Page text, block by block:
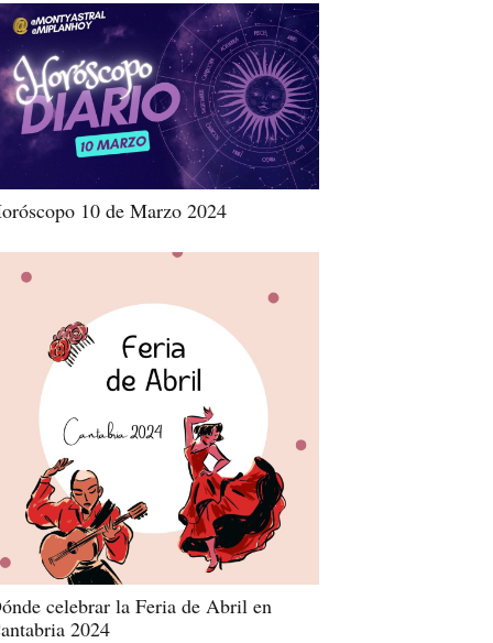
10 de Marzo 2024
celebrar la Feria de Abril en
2024